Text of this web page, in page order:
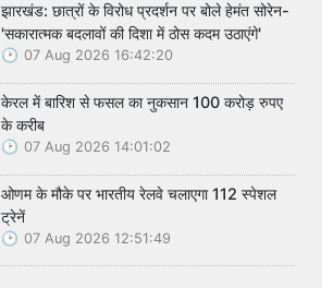
झारखंड: छात्रों के विरोध प्रदर्शन पर बोले हेमंत सोरेन-
'सकारात्मक बदलावों की दिशा में ठोस कदम उठाएंगे'
07 Aug 2026 16:42:20
केरल में बारिश से फसल का नुकसान 100 करोड़ रुपए
के करीब
07 Aug 2026 14:01:02
ओणम के मौके पर भारतीय रेलवे चलाएगा 112 स्पेशल
ट्रेनें
07 Aug 2026 12:51:49